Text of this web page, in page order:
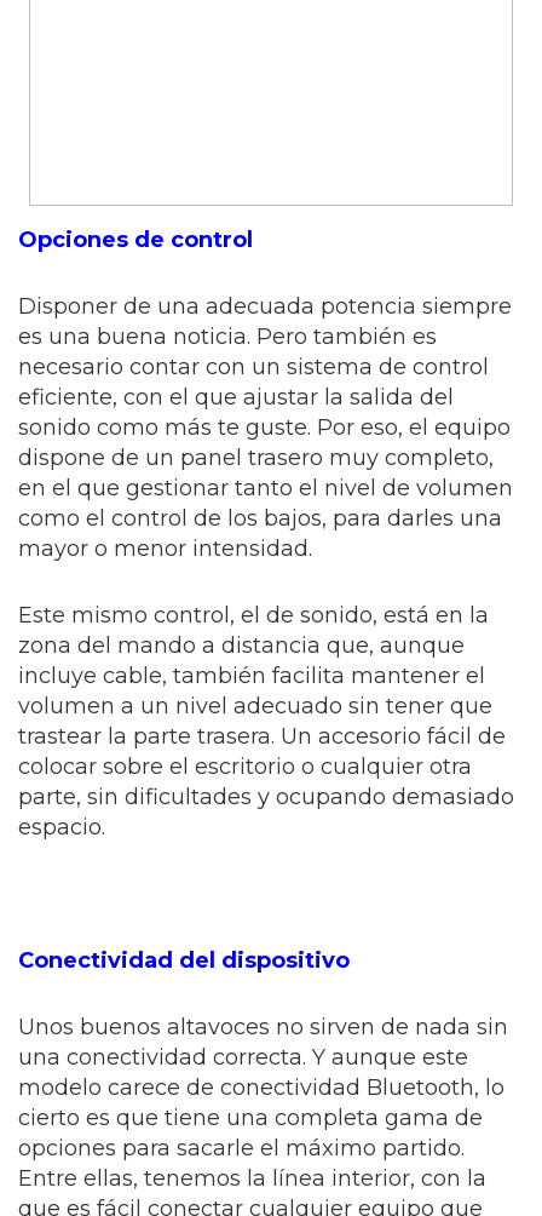
Opciones de control
Disponer de una adecuada potencia siempre
es una buena noticia. Pero también es
necesario contar con un sistema de control
eficiente, con el que ajustar la salida del
sonido como más te guste. Por eso, el equipo
dispone de un panel trasero muy completo,
en el que gestionar tanto el nivel de volumen
como el control de los bajos, para darles una
mayor o menor intensidad.
Este mismo control, el de sonido, está en la
zona del mando a distancia que, aunque
incluye cable, también facilita mantener el
volumen a un nivel adecuado sin tener que
trastear la parte trasera. Un accesorio fácil de
colocar sobre el escritorio o cualquier otra
parte, sin dificultades y ocupando demasiado
espacio.
Conectividad del dispositivo
Unos buenos altavoces no sirven de nada sin
una conectividad correcta. Y aunque este
modelo carece de conectividad Bluetooth, lo
cierto es que tiene una completa gama de
opciones para sacarle el máximo partido.
Entre ellas, tenemos la línea interior, con la
que es fácil conectar cualquier equipo que